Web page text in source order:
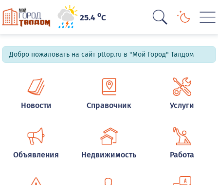
25.4oC
Добро пожаловать на сайт pttop.ru в "Мой Город" Талдом
Новости Справочник Услуги
Объявления Недвижимость Работа